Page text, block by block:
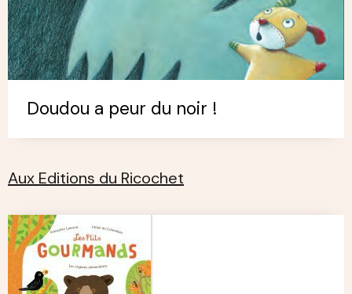
Doudou a peur du noir !
Aux Editions du Ricochet